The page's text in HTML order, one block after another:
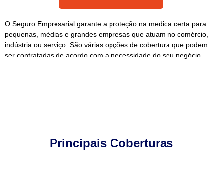
O Seguro Empresarial garante a proteção na medida certa para
pequenas, médias e grandes empresas que atuam no comércio,
indústria ou serviço. São várias opções de cobertura que podem
ser contratadas de acordo com a necessidade do seu negócio.
Principais Coberturas